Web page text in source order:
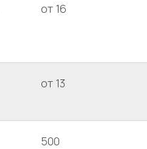
от 16
от 13
500